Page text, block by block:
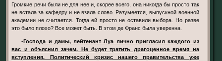
Громкие речи были не для нее и, скорее всего, она никогда бы просто так
не встала за кафедру и не взяла слово. Разумеется, выпускной военной
академии не считается. Тогда ей просто не оставили выбора. Но разве
это было плохо? Все может быть. В этом де Франс была уверенна.
-Господа и дамы, лейтенант Луа лично пригласил каждого из
вас и объяснил зачем. Не будет тратить драгоценное время на
вступления. Политический кризис нашего правительства уже